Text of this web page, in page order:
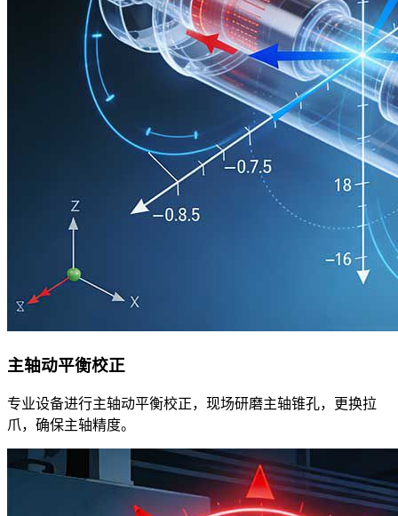
主轴动平衡校正
专业设备进行主轴动平衡校正，现场研磨主轴锥孔，更换拉
爪，确保主轴精度。